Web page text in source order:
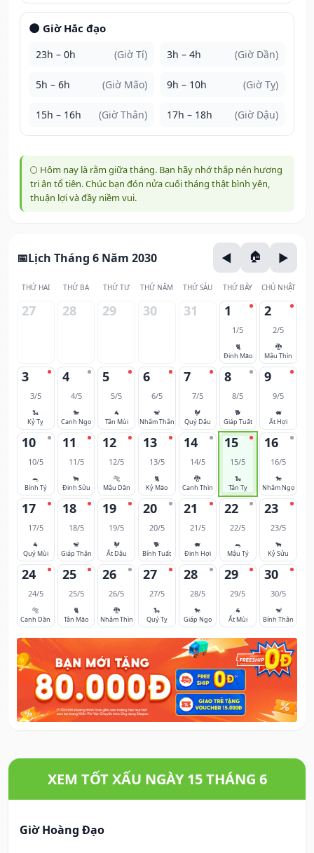
🌑 Giờ Hắc đạo
23h – 0h (Giờ Tí) 3h – 4h (Giờ Dần)
5h – 6h (Giờ Mão) 9h – 10h (Giờ Tỵ)
15h – 16h (Giờ Thân) 17h – 18h (Giờ Dậu)
🌕 Hôm nay là rằm giữa tháng. Bạn hãy nhớ thắp nén hương
tri ân tổ tiên. Chúc bạn đón nửa cuối tháng thật bình yên,
thuận lợi và đầy niềm vui.
Lịch Tháng 6 Năm 2030
THỨ HAI THỨ BA THỨ TƯ THỨ NĂM THỨ SÁU THỨ BẢY CHỦ NHẬT
27 28 29 30 31 1
1/5
🐈
Đinh Mão
2
2/5
🐉
Mậu Thìn
3
3/5
🐍
Kỷ Tỵ
4
4/5
🐎
Canh Ngọ
5
5/5
🐐
Tân Mùi
6
6/5
🐒
Nhâm Thân
7
7/5
🐓
Quý Dậu
8
8/5
🐕
Giáp Tuất
9
9/5
🐖
Ất Hợi
10
10/5
🐀
Bính Tý
11
11/5
🐂
Đinh Sửu
12
12/5
🐅
Mậu Dần
13
13/5
🐈
Kỷ Mão
14
14/5
🐉
Canh Thìn
15
15/5
🐍
Tân Tỵ
16
16/5
🐎
Nhâm Ngọ
17
17/5
🐐
Quý Mùi
18
18/5
🐒
Giáp Thân
19
19/5
🐓
Ất Dậu
20
20/5
🐕
Bính Tuất
21
21/5
🐖
Đinh Hợi
22
22/5
🐀
Mậu Tý
23
23/5
🐂
Kỷ Sửu
24
24/5
🐅
Canh Dần
25
25/5
🐈
Tân Mão
26
26/5
🐉
Nhâm Thìn
27
27/5
🐍
Quý Tỵ
28
28/5
🐎
Giáp Ngọ
29
29/5
🐐
Ất Mùi
30
30/5
🐒
Bính Thân
XEM TỐT XẤU NGÀY 15 THÁNG 6
Giờ Hoàng Đạo